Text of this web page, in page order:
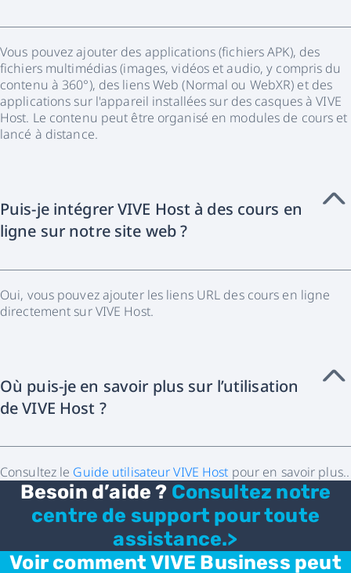
Vous pouvez ajouter des applications (fichiers APK), des
fichiers multimédias (images, vidéos et audio, y compris du
contenu à 360°), des liens Web (Normal ou WebXR) et des
applications sur l'appareil installées sur des casques à VIVE
Host. Le contenu peut être organisé en modules de cours et
lancé à distance.
Puis-je intégrer VIVE Host à des cours en
ligne sur notre site web ?
Oui, vous pouvez ajouter les liens URL des cours en ligne
directement sur VIVE Host.
Où puis-je en savoir plus sur l’utilisation
de VIVE Host ?
Consultez le Guide utilisateur VIVE Host pour en savoir plus..
Besoin d’aide ? Consultez notre
centre de support pour toute
assistance.>
Voir comment VIVE Business peut